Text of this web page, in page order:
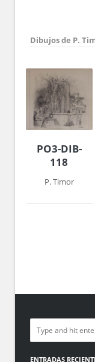
Dibujos de P.
PO3-DIB-
118
P. Timor
ENTRADAS